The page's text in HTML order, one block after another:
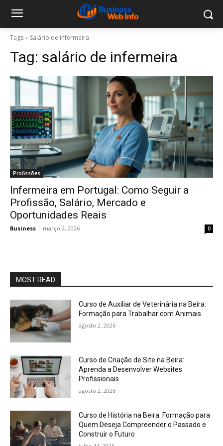
Tags Salário de infermeira
Tag: salário de infermeira
Profissões
Infermeira em Portugal: Como Seguir a
Profissão, Salário, Mercado e
Oportunidades Reais
Business - março 2, 2026 0
MOST READ
Curso de Auxiliar de Veterinária na Beira:
Formação para Trabalhar com Animais
agosto 2, 2026
Curso de Criação de Site na Beira:
Aprenda a Desenvolver Websites
Profissionais
agosto 2, 2026
Curso de História na Beira: Formação para
Quem Deseja Compreender o Passado e
Construir o Futuro